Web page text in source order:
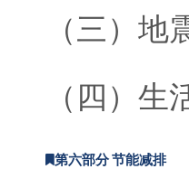
（三）地
（四）生
第六部分 节能减排